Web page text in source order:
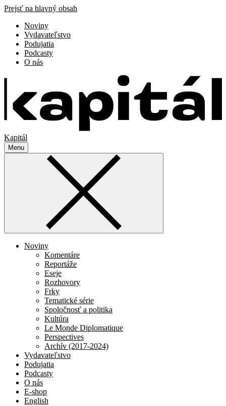
Prejsť na hlavný obsah
Noviny
Vydavateľstvo
Podujatia
Podcasty
O nás
Kapitál
Menu
Noviny
Komentáre
Reportáže
Eseje
Rozhovory
Frky
Tematické série
Spoločnosť a politika
Kultúra
Le Monde Diplomatique
Perspectives
Archív (2017-2024)
Vydavateľstvo
Podujatia
Podcasty
O nás
E-shop
English